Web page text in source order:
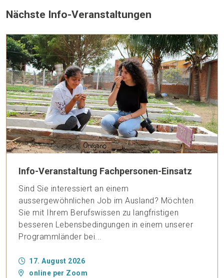
Nächste Info-Veranstaltungen
Info-Veranstaltung Fachpersonen-Einsatz
Sind Sie interessiert an einem
aussergewöhnlichen Job im Ausland? Möchten
Sie mit Ihrem Berufswissen zu langfristigen
besseren Lebensbedingungen in einem unserer
Programmländer bei...
17. August 2026
online per Zoom